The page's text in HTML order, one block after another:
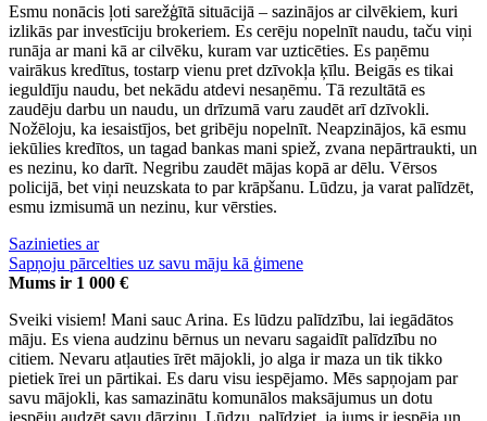
Esmu nonācis ļoti sarežģītā situācijā – sazinājos ar cilvēkiem, kuri
izlikās par investīciju brokeriem. Es cerēju nopelnīt naudu, taču viņi
runāja ar mani kā ar cilvēku, kuram var uzticēties. Es paņēmu
vairākus kredītus, tostarp vienu pret dzīvokļa ķīlu. Beigās es tikai
ieguldīju naudu, bet nekādu atdevi nesaņēmu. Tā rezultātā es
zaudēju darbu un naudu, un drīzumā varu zaudēt arī dzīvokli.
Nožēloju, ka iesaistījos, bet gribēju nopelnīt. Neapzinājos, kā esmu
iekūlies kredītos, un tagad bankas mani spiež, zvana nepārtraukti, un
es nezinu, ko darīt. Negribu zaudēt mājas kopā ar dēlu. Vērsos
policijā, bet viņi neuzskata to par krāpšanu. Lūdzu, ja varat palīdzēt,
esmu izmisumā un nezinu, kur vērsties.
Sazinieties ar
Sapņoju pārcelties uz savu māju kā ģimene
Mums ir 1 000 €
Sveiki visiem! Mani sauc Arina. Es lūdzu palīdzību, lai iegādātos
māju. Es viena audzinu bērnus un nevaru sagaidīt palīdzību no
citiem. Nevaru atļauties īrēt mājokli, jo alga ir maza un tik tikko
pietiek īrei un pārtikai. Es daru visu iespējamo. Mēs sapņojam par
savu mājokli, kas samazinātu komunālos maksājumus un dotu
iespēju audzēt savu dārziņu. Lūdzu, palīdziet, ja jums ir iespēja un